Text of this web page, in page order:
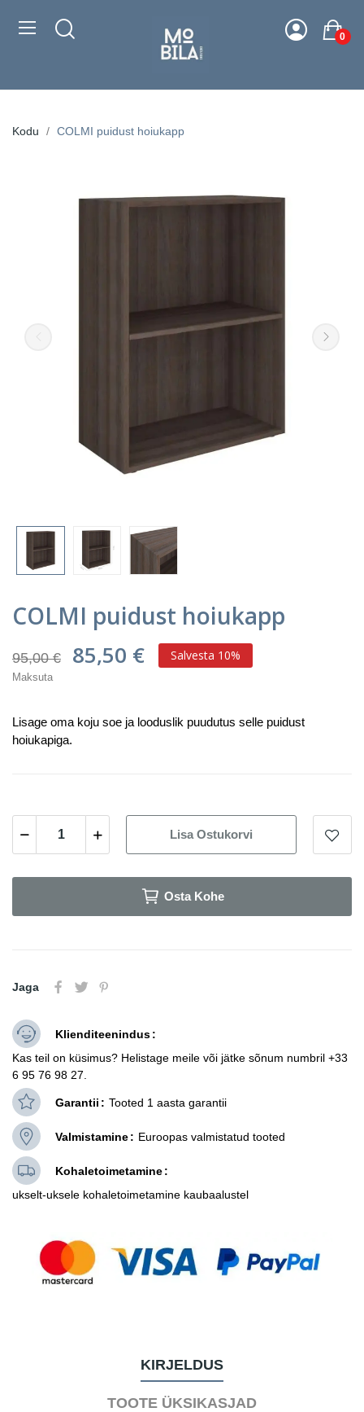
0
Kodu COLMI puidust hoiukapp
COLMI puidust hoiukapp
95,00 € 85,50 € Salvesta 10%
Maksuta
Lisage oma koju soe ja looduslik puudutus selle puidust
hoiukapiga.
Lisa Ostukorvi
Osta Kohe
Jaga
Klienditeenindus
Kas teil on küsimus? Helistage meile või jätke sõnum numbril +33
6 95 76 98 27.
Garantii Tooted 1 aasta garantii
Valmistamine Euroopas valmistatud tooted
Kohaletoimetamine
ukselt-uksele kohaletoimetamine kaubaalustel
KIRJELDUS
TOOTE ÜKSIKASJAD